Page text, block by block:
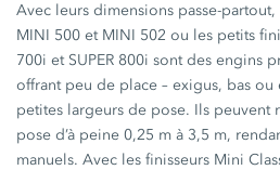
Avec leurs dimensions passe-
MINI 500 et MINI 502 ou les petits
700i et SUPER 800i sont des engins
offrant peu de place – exigus, bas ou
petites largeurs de pose. Ils peuvent
pose d’à peine 0,25 m à 3,5 m,
manuels. Avec les finisseurs Mini